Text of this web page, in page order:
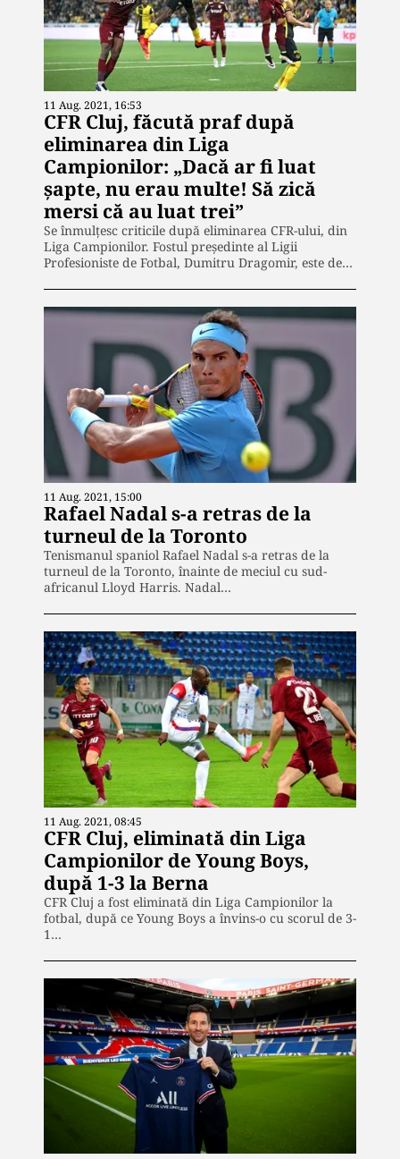
11 Aug. 2021, 16:53
CFR Cluj, făcută praf după
eliminarea din Liga
Campionilor: „Dacă ar fi luat
șapte, nu erau multe! Să zică
mersi că au luat trei”
Se înmulțesc criticile după eliminarea CFR-ului, din
Liga Campionilor. Fostul președinte al Ligii
Profesioniste de Fotbal, Dumitru Dragomir, este de…
11 Aug. 2021, 15:00
Rafael Nadal s-a retras de la
turneul de la Toronto
Tenismanul spaniol Rafael Nadal s-a retras de la
turneul de la Toronto, înainte de meciul cu sud-
africanul Lloyd Harris. Nadal…
11 Aug. 2021, 08:45
CFR Cluj, eliminată din Liga
Campionilor de Young Boys,
după 1-3 la Berna
CFR Cluj a fost eliminată din Liga Campionilor la
fotbal, după ce Young Boys a învins-o cu scorul de 3-
1…